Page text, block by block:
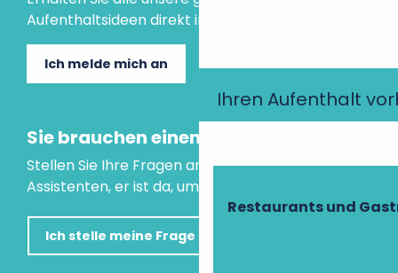
Ihren Aufenthalt
Restaurants und
Aufenthaltsideen direkt in Ihre Mailbox.
Ich melde mich an
Sie brauchen einen Rat?
Stellen Sie Ihre Fragen an unseren virtuellen
Assistenten, er ist da, um Ihnen zu helfen.
Ich stelle meine Frage